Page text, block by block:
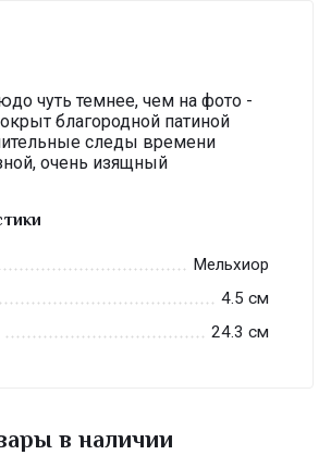
чуть темнее, чем на фото -
благородной патиной
следы времени
очень изящный
Мельхиор
4.5 см
24.3 см
в наличии